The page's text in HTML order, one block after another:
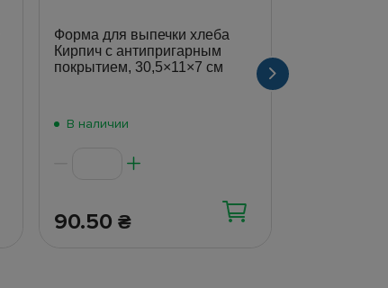
Форма для выпечки хлеба
Кирпич с антипригарным
покрытием, 30,5×11×7 см
В наличии
90.50₴